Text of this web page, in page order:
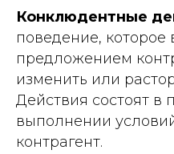
Конклюдентные
поведение, которое
предложением
изменить или
Действия состоят в
выполнении
контрагент.